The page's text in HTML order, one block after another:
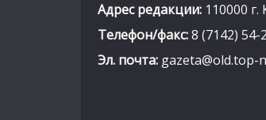
Адрес редакции: 110000
Телефон/факс:8 (7142) 54-
Эл. почта: gazeta@old.top-